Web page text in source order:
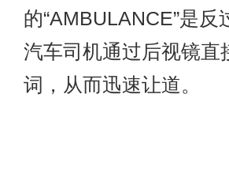
的“AMBULANCE”是
汽车司机通过后视镜
词，从而迅速让道。